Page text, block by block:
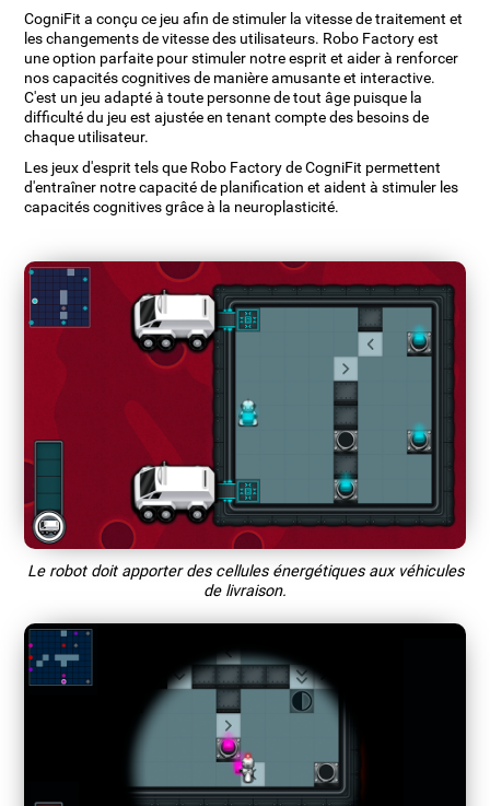
CogniFit a conçu ce jeu afin de stimuler la vitesse de traitement et
les changements de vitesse des utilisateurs. Robo Factory est
une option parfaite pour stimuler notre esprit et aider à renforcer
nos capacités cognitives de manière amusante et interactive.
C'est un jeu adapté à toute personne de tout âge puisque la
difficulté du jeu est ajustée en tenant compte des besoins de
chaque utilisateur.
Les jeux d'esprit tels que Robo Factory de CogniFit permettent
d'entraîner notre capacité de planification et aident à stimuler les
capacités cognitives grâce à la neuroplasticité.
Le robot doit apporter des cellules énergétiques aux véhicules
de livraison.